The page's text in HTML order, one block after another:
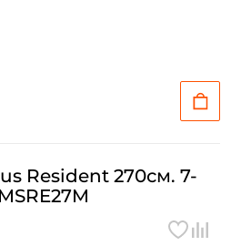
Resident 270см. 7-